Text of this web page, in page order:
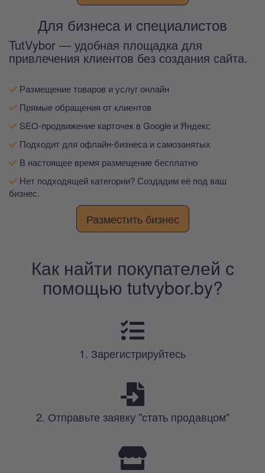
Для бизнеса и специалистов
TutVybor — удобная площадка для
привлечения клиентов без создания сайта.
Размещение товаров и услуг онлайн
Прямые обращения от клиентов
SEO-продвижение карточек в Google и Яндекс
Подходит для офлайн-бизнеса и самозанятых
В настоящее время размещение бесплатно
Нет подходящей категории? Создадим её под ваш
бизнес.
Разместить бизнес
Как найти покупателей с
помощью tutvybor.by?
1. Зарегистрируйтесь
2. Отправьте заявку "стать продавцом"